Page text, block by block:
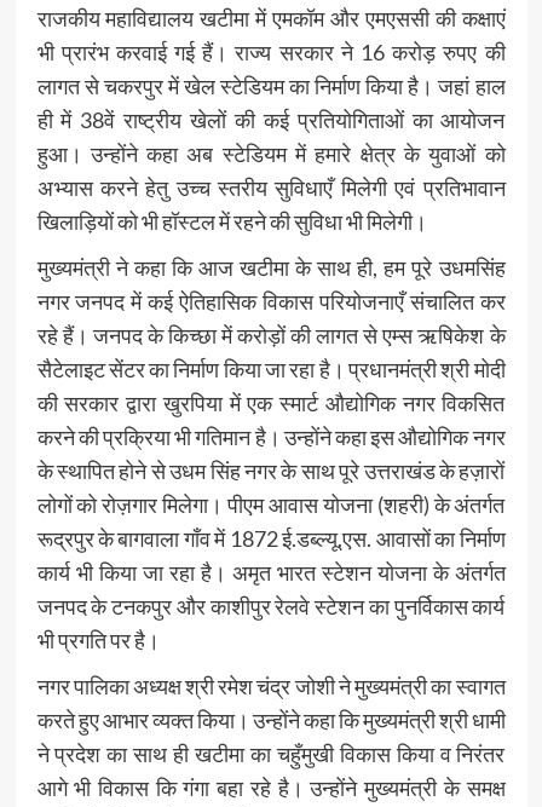
राजकीय महाविद्यालय खटीमा में एमकॉम और एमएससी की कक्षाएं
भी प्रारंभ करवाई गई हैं। राज्य सरकार ने 16 करोड़ रुपए की
लागत से चकरपुर में खेल स्टेडियम का निर्माण किया है। जहां हाल
ही में 38वें राष्ट्रीय खेलों की कई प्रतियोगिताओं का आयोजन
हुआ। उन्होंने कहा अब स्टेडियम में हमारे क्षेत्र के युवाओं को
अभ्यास करने हेतु उच्च स्तरीय सुविधाएँ मिलेगी एवं प्रतिभावान
खिलाड़ियों को भी हॉस्टल में रहने की सुविधा भी मिलेगी।
मुख्यमंत्री ने कहा कि आज खटीमा के साथ ही, हम पूरे उधमसिंह
नगर जनपद में कई ऐतिहासिक विकास परियोजनाएँ संचालित कर
रहे हैं। जनपद के किच्छा में करोड़ों की लागत से एम्स ऋषिकेश के
सैटेलाइट सेंटर का निर्माण किया जा रहा है। प्रधानमंत्री श्री मोदी
की सरकार द्वारा खुरपिया में एक स्मार्ट औद्योगिक नगर विकसित
करने की प्रक्रिया भी गतिमान है। उन्होंने कहा इस औद्योगिक नगर
के स्थापित होने से उधम सिंह नगर के साथ पूरे उत्तराखंड के हज़ारों
लोगों को रोज़गार मिलेगा। पीएम आवास योजना (शहरी) के अंतर्गत
रूद्रपुर के बागवाला गाँव में 1872 ई.डब्ल्यू.एस. आवासों का निर्माण
कार्य भी किया जा रहा है। अमृत भारत स्टेशन योजना के अंतर्गत
जनपद के टनकपुर और काशीपुर रेलवे स्टेशन का पुनर्विकास कार्य
भी प्रगति पर है।
नगर पालिका अध्यक्ष श्री रमेश चंद्र जोशी ने मुख्यमंत्री का स्वागत
करते हुए आभार व्यक्त किया। उन्होंने कहा कि मुख्यमंत्री श्री धामी
ने प्रदेश का साथ ही खटीमा का चहुँमुखी विकास किया व निरंतर
आगे भी विकास कि गंगा बहा रहे है। उन्होंने मुख्यमंत्री के समक्ष